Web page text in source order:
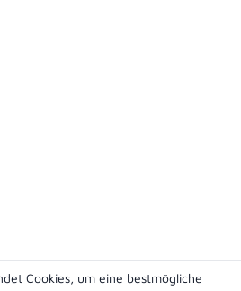
Cookies, um eine bestmögliche